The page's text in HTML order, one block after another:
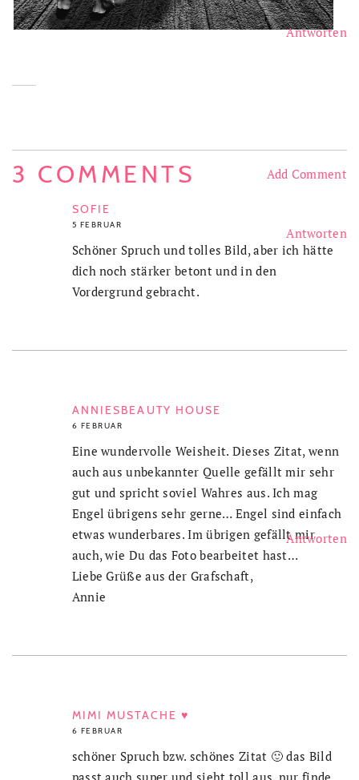
3 COMMENTS Add Comment
SOFIE
5 FEBRUAR
Antworten
Schöner Spruch und tolles Bild, aber ich hätte
dich noch stärker betont und in den
Vordergrund gebracht.
ANNIESBEAUTY HOUSE
6 FEBRUAR
Antworten
Eine wundervolle Weisheit. Dieses Zitat, wenn
auch aus unbekannter Quelle gefällt mir sehr
gut und spricht soviel Wahres aus. Ich mag
Engel übrigens sehr gerne… Engel sind einfach
etwas wunderbares. Im übrigen gefällt mir
auch, wie Du das Foto bearbeitet hast…
Liebe Grüße aus der Grafschaft,
Annie
MIMI MUSTACHE ♥
6 FEBRUAR
Antworten
schöner Spruch bzw. schönes Zitat 🙂 das Bild
passt auch super und sieht toll aus, nur finde